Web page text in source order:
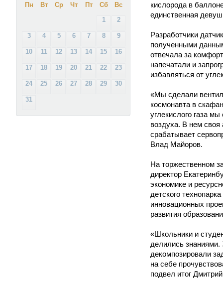
кислорода в
единственная
Разработчики
полученными
отвечала за
напечатали и
избавляться от
«Мы сделали
космонавта в
углекислого газа
воздуха. В нем своя
срабатывает
Влад Майоров.
На торжественном
директор
экономике и
детского
инновационных
развития
«Школьники и
делились
декомпозировали
на себе
подвел итог
Пн Вт Ср Чт Пт Сб
Вс
1
2
3 4 5 6 7 8 9
10 11 12 13 14 15 16
17 18 19 20 21 22 23
24 25 26 27 28 29 30
31